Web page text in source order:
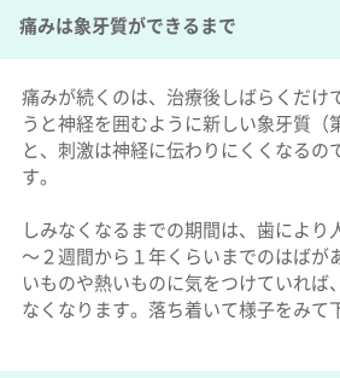
痛みは象牙質ができるまで
痛みが続くのは、治療後しばらくだけ
うと神経を囲むように新しい象牙質（
と、刺激は神経に伝わりにくくなるの
す。
しみなくなるまでの期間は、歯により
～２週間から１年くらいまでのはばが
いものや熱いものに気をつけていれば
なくなります。落ち着いて様子をみて